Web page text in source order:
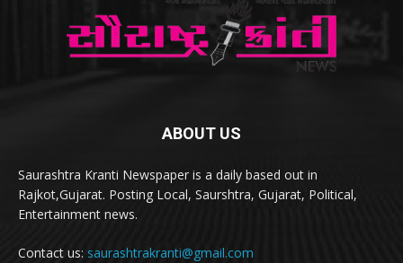
ABOUT US
Saurashtra Kranti Newspaper is a daily based out in
Rajkot,Gujarat. Posting Local, Saurshtra, Gujarat, Political,
Entertainment news.
Contact us: saurashtrakranti@gmail.com